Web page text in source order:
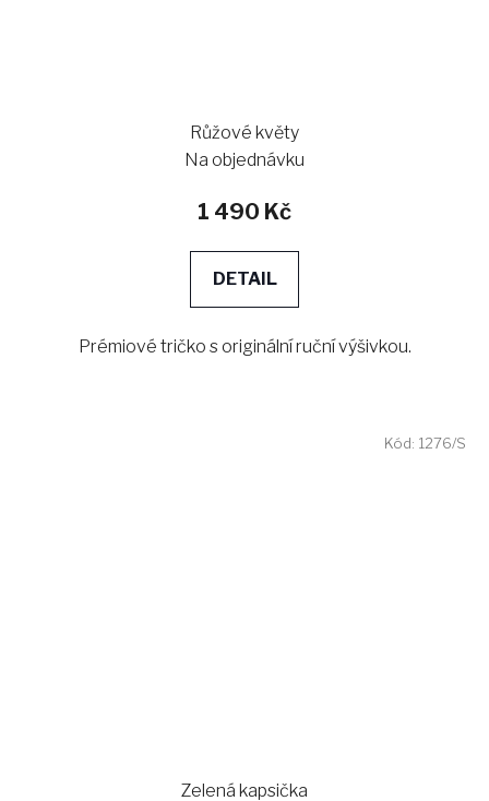
Růžové květy
Na objednávku
1 490 Kč
DETAIL
Prémiové tričko s originální ruční výšivkou.
Zelená kapsička
Kód: 1276/S